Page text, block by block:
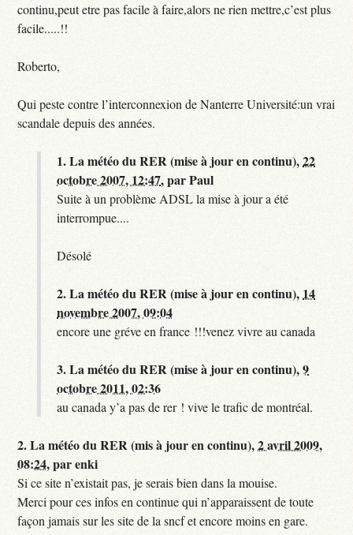
continu,peut etre pas facile à faire,alors ne rien mettre,c’est plus
facile.....!!
Roberto,
Qui peste contre l’interconnexion de Nanterre Université:un vrai
scandale depuis des années.
1.La météo du RER (mise à jour en continu),22
octobre 2007, 12:47,parPaul
Suite à un problème ADSL la mise à jour a été
interrompue....
Désolé
2.La météo du RER (mise à jour en continu), 14
novembre 2007, 09:04
encore une gréve en france !!!venez vivre au canada
3.La météo du RER (mise à jour en continu),9
octobre 2011, 02:36
au canada y’a pas de rer ! vive le trafic de montréal.
2.La météo du RER (mis à jour en continu),2 avril 2009,
08:24,parenki
Si ce site n’existait pas, je serais bien dans la mouise.
Merci pour ces infos en continue qui n’apparaissent de toute
façon jamais sur les site de la sncf et encore moins en gare.